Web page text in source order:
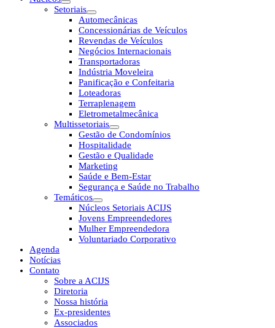
Setoriais
Automecânicas
Concessionárias de Veículos
Revendas de Veículos
Negócios Internacionais
Transportadoras
Indústria Moveleira
Panificação e Confeitaria
Loteadoras
Terraplenagem
Eletrometalmecânica
Multissetoriais
Gestão de Condomínios
Hospitalidade
Gestão e Qualidade
Marketing
Saúde e Bem-Estar
Segurança e Saúde no Trabalho
Temáticos
Núcleos Setoriais ACIJS
Jovens Empreendedores
Mulher Empreendedora
Voluntariado Corporativo
Agenda
Notícias
Contato
Sobre a ACIJS
Diretoria
Nossa história
Ex-presidentes
Associados